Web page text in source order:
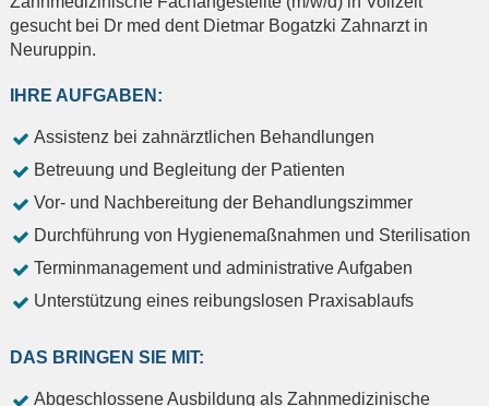
gesucht bei Dr med dent Dietmar Bogatzki Zahnarzt in
Neuruppin.
IHRE AUFGABEN:
Assistenz bei zahnärztlichen Behandlungen
Betreuung und Begleitung der Patienten
Vor- und Nachbereitung der Behandlungszimmer
Durchführung von Hygienemaßnahmen und Sterilisation
Terminmanagement und administrative Aufgaben
Unterstützung eines reibungslosen Praxisablaufs
DAS BRINGEN SIE MIT:
Abgeschlossene Ausbildung als Zahnmedizinische